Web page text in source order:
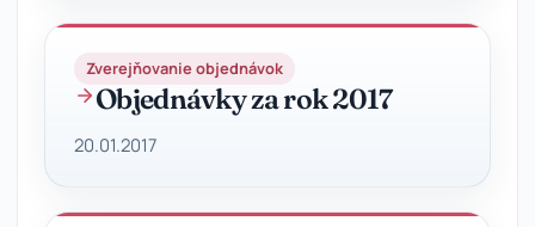
Zverejňovanie objednávok
Objednávky za rok 2017
20.01.2017